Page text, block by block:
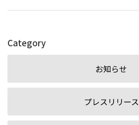
Category
お知らせ
プレスリリース